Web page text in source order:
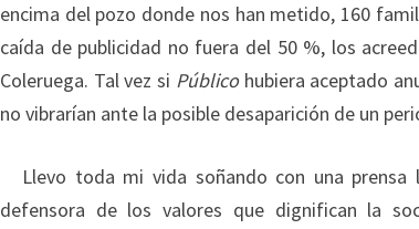
encima del pozo donde nos han metido, 160
caída de publicidad no fuera del 50 %, los
Coleruega. Tal vez si Públicohubiera aceptado
no vibrarían ante la posible desaparición de un
Llevo toda mi vida soñando con una
defensora de los valores que dignifican la